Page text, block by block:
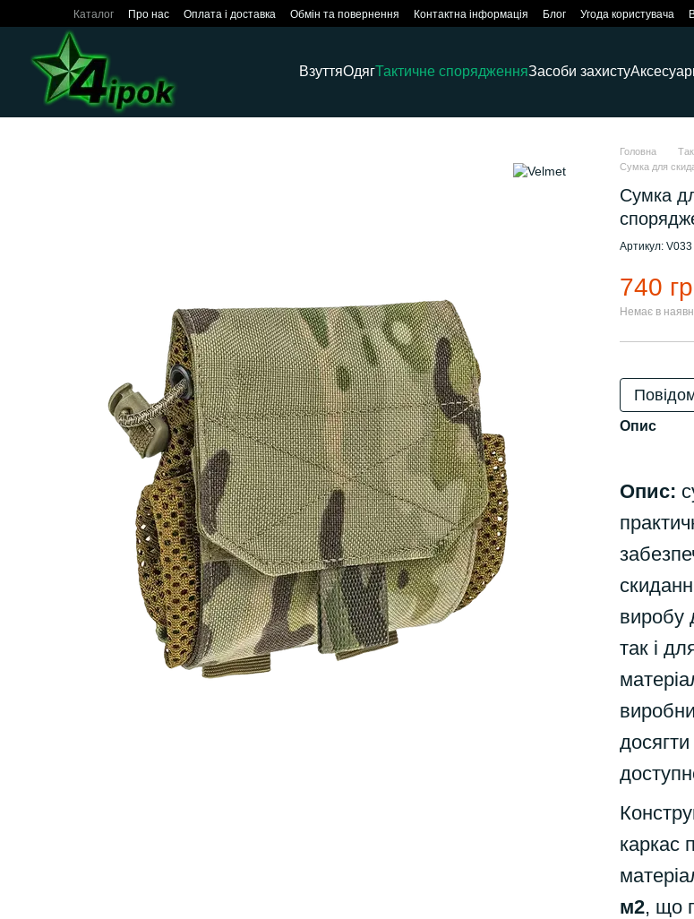
Перейти до основного контенту
Каталог Про нас Оплата і доставка Обмін та повернення Контактна інформація Блог Угода користувача
ВзуттяОдягТактичне спорядженняЗасоби захисту
Головна
Сумка для
Сумка
Артикул: V033
740
Немає в
Опис
Опис:
виробу
так і
каркас
м2, що